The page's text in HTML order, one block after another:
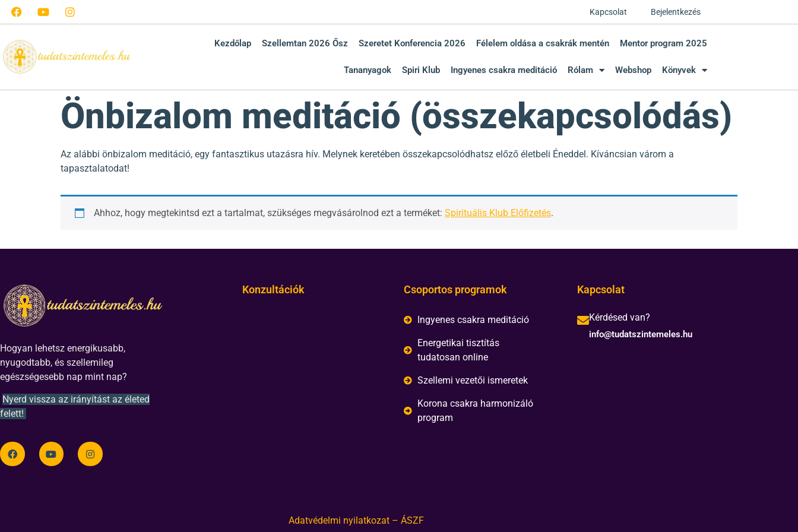
Kapcsolat Bejelentkezés
Kezdőlap Szellemtan 2026 Ősz Szeretet Konferencia 2026 Félelem oldása a csakrák mentén Mentor program 2025
Tananyagok Spiri Klub Ingyenes csakra meditáció Rólam Webshop Könyvek
Önbizalom meditáció (összekapcsolódás)
Az alábbi önbizalom meditáció, egy fantasztikus utazásra hív. Melynek keretében összekapcsolódhatsz előző életbeli Éneddel. Kíváncsian várom a
tapasztalatodat!
Ahhoz, hogy megtekintsd ezt a tartalmat, szükséges megvásárolnod ezt a terméket: Spirituális Klub Előfizetés.
Hogyan lehetsz energikusabb,
nyugodtabb, és szellemileg
egészségesebb nap mint nap?
Nyerd vissza az irányítást az életed
felett!
Konzultációk Csoportos programok
Ingyenes csakra meditáció
Energetikai tisztítás
tudatosan online
Szellemi vezetői ismeretek
Korona csakra harmonizáló
program
Kapcsolat
Kérdésed van?
info@tudatszintemeles.hu
Adatvédelmi nyilatkozat – ÁSZF